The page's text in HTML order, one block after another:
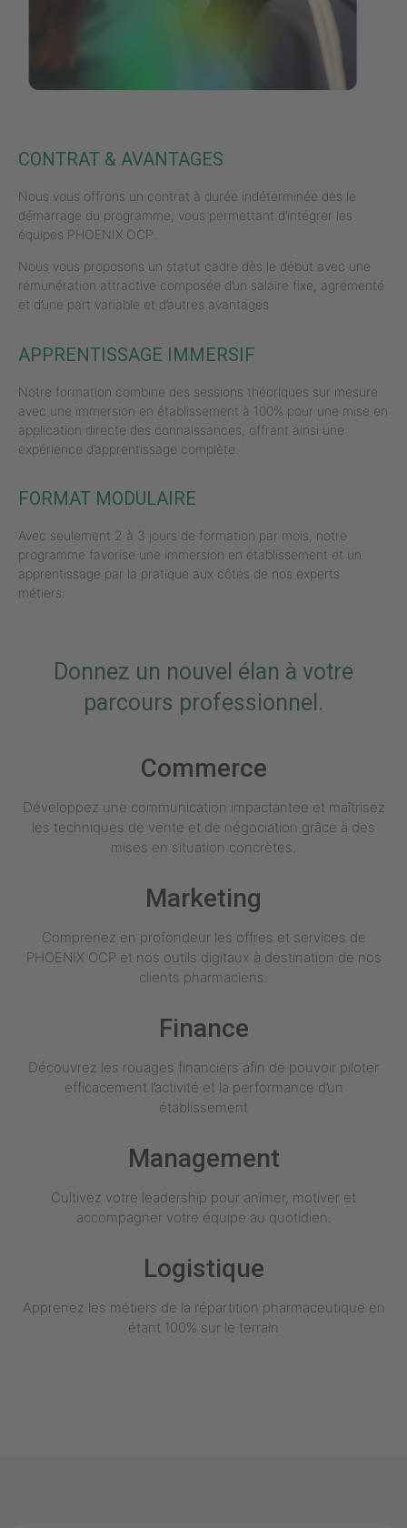
CONTRAT & AVANTAGES
Nous vous offrons un contrat à durée indéterminée dès le
démarrage du programme, vous permettant d’intégrer les
équipes PHOENIX OCP.
Nous vous proposons un statut cadre dès le début avec une
rémunération attractive composée d’un salaire fixe, agrémenté
et d’une part variable et d’autres avantages
APPRENTISSAGE IMMERSIF
Notre formation combine des sessions théoriques sur mesure
avec une immersion en établissement à 100% pour une mise en
application directe des connaissances, offrant ainsi une
expérience d’apprentissage complète.
FORMAT MODULAIRE
Avec seulement 2 à 3 jours de formation par mois, notre
programme favorise une immersion en établissement et un
apprentissage par la pratique aux côtés de nos experts
métiers.
Donnez un nouvel élan à votre
parcours professionnel.
Commerce
Développez une communication impactantee et maîtrisez
les techniques de vente et de négociation grâce à des
mises en situation concrètes.
Marketing
Comprenez en profondeur les offres et services de
PHOENIX OCP et nos outils digitaux à destination de nos
clients pharmaciens.
Finance
Découvrez les rouages financiers afin de pouvoir piloter
efficacement l’activité et la performance d’un
établissement
Management
Cultivez votre leadership pour animer, motiver et
accompagner votre équipe au quotidien.
Logistique
Apprenez les métiers de la répartition pharmaceutique en
étant 100% sur le terrain